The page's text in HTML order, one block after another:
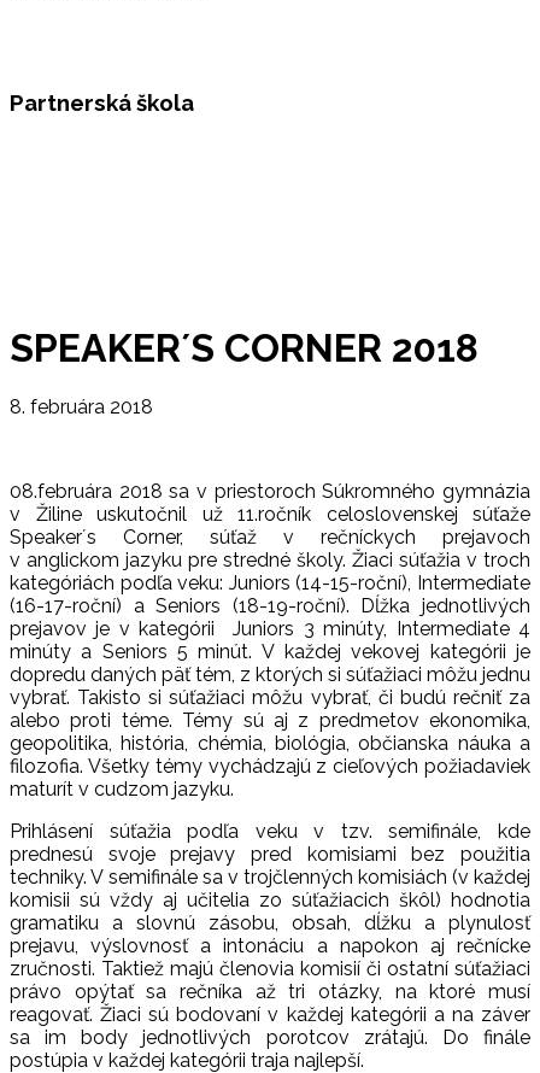
Partnerská škola
SPEAKER´S CORNER 2018
8. februára 2018
08.februára 2018 sa v priestoroch Súkromného gymnázia
v Žiline uskutočnil už 11.ročník celoslovenskej súťaže
Speaker´s Corner, súťaž v rečníckych prejavoch
v anglickom jazyku pre stredné školy. Žiaci súťažia v troch
kategóriách podľa veku: Juniors (14-15-roční), Intermediate
(16-17-roční) a Seniors (18-19-roční). Dĺžka jednotlivých
prejavov je v kategórii Juniors 3 minúty, Intermediate 4
minúty a Seniors 5 minút. V každej vekovej kategórii je
dopredu daných päť tém, z ktorých si súťažiaci môžu jednu
vybrať. Takisto si súťažiaci môžu vybrať, či budú rečniť za
alebo proti téme. Témy sú aj z predmetov ekonomika,
geopolitika, história, chémia, biológia, občianska náuka a
filozofia. Všetky témy vychádzajú z cieľových požiadaviek
maturít v cudzom jazyku.
Prihlásení súťažia podľa veku v tzv. semifinále, kde
prednesú svoje prejavy pred komisiami bez použitia
techniky. V semifinále sa v trojčlenných komisiách (v každej
komisii sú vždy aj učitelia zo súťažiacich škôl) hodnotia
gramatiku a slovnú zásobu, obsah, dĺžku a plynulosť
prejavu, výslovnosť a intonáciu a napokon aj rečnícke
zručnosti. Taktiež majú členovia komisií či ostatní súťažiaci
právo opýtať sa rečníka až tri otázky, na ktoré musí
reagovať. Žiaci sú bodovaní v každej kategórii a na záver
sa im body jednotlivých porotcov zrátajú. Do finále
postúpia v každej kategórii traja najlepší.